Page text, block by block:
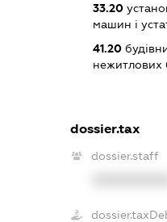
33.20
машин і
41.20
нежитлових
dossier.tax
dossier.staff